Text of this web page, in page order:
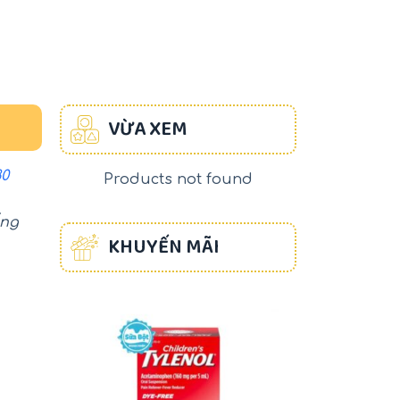
VỪA XEM
Products not found
KHUYẾN MÃI